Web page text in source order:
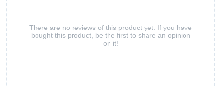
There are no reviews of this product yet. If you have
bought this product, be the first to share an opinion
on it!